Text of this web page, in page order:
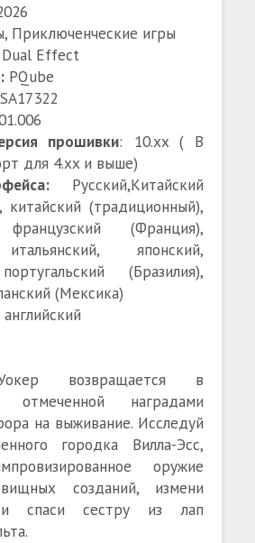
Приключенческие игры
Effect
PQube
прошивки: 10.xx ( В
для 4.xx и выше)
Русский,Китайский
китайский (традиционный),
французский (Франция),
японский,
(Бразилия),
(Мексика)
английский
возвращается в
отмеченной наградами
на выживание. Исследуй
городка Вилла-Эсс,
оружие
созданий, измени
и спаси сестру из лап